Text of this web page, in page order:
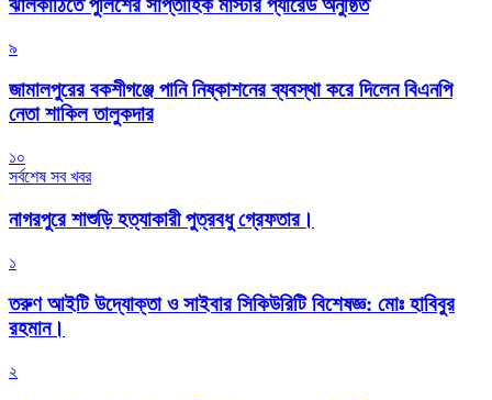
‎ঝালকাঠিতে পুলিশের সাপ্তাহিক মাস্টার প্যারেড অনুষ্ঠিত
৯
জামালপুরের বকশীগঞ্জে পানি নিষ্কাশনের ব্যবস্থা করে দিলেন বিএনপি
নেতা শাকিল তালুকদার
১০
সর্বশেষ সব খবর
নাগরপুরে শাশুড়ি হত্যাকারী পুত্রবধু গ্রেফতার।
১
তরুণ আইটি উদ্যোক্তা ও সাইবার সিকিউরিটি বিশেষজ্ঞ: মোঃ হাবিবুর
রহমান।
২